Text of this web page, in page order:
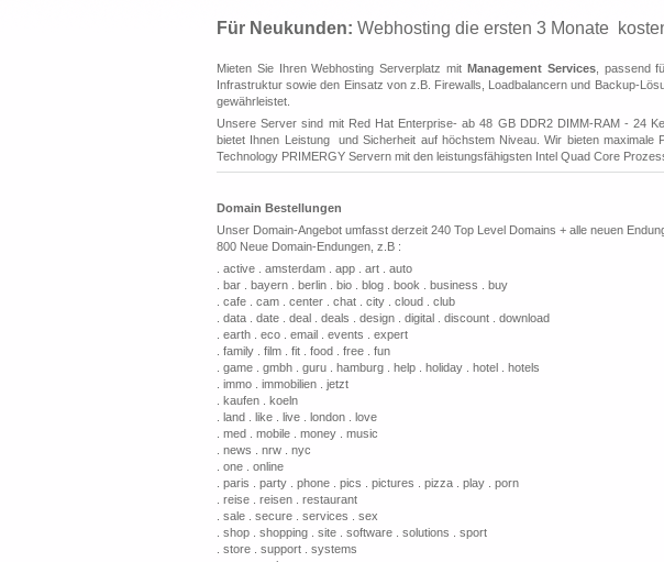
Für Neukunden: Webhosting die ersten 3 Monate
Mieten Sie Ihren Webhosting Serverplatz mit Management Services, passend
Infrastruktur sowie den Einsatz von z.B. Firewalls, Loadbalancern und Backup-
gewährleistet.
Unsere Server sind mit Red Hat Enterprise- ab 48 GB DDR2 DIMM-RAM - 24
bietet Ihnen Leistung und Sicherheit auf höchstem Niveau. Wir bieten
Technology PRIMERGY Servern mit den leistungsfähigsten Intel Quad Core
Domain Bestellungen
Unser Domain-Angebot umfasst derzeit 240 Top Level Domains + alle neuen
800 Neue Domain-Endungen, z.B :
. active . amsterdam . app . art . auto
. bar . bayern . berlin . bio . blog . book . business . buy
. cafe . cam . center . chat . city . cloud . club
. data . date . deal . deals . design . digital . discount . download
. earth . eco . email . events . expert
. family . film . fit . food . free . fun
. game . gmbh . guru . hamburg . help . holiday . hotel . hotels
. immo . immobilien . jetzt
. kaufen . koeln
. land . like . live . london . love
. med . mobile . money . music
. news . nrw . nyc
. one . online
. paris . party . phone . pics . pictures . pizza . play . porn
. reise . reisen . restaurant
. sale . secure . services . sex
. shop . shopping . site . software . solutions . sport
. store . support . systems